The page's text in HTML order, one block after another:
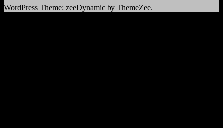
WordPress Theme: zeeDynamic by ThemeZee.